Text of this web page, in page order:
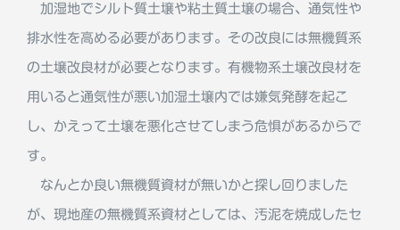
加湿地でシルト質土壌や粘土質土壌の場合、通気性や
排水性を高める必要があります。その改良には無機質系
の土壌改良材が必要となります。有機物系土壌改良材を
用いると通気性が悪い加湿土壌内では嫌気発酵を起こ
し、かえって土壌を悪化させてしまう危惧があるからで
す。
なんとか良い無機質資材が無いかと探し回りました
が、現地産の無機質系資材としては、汚泥を焼成したセ